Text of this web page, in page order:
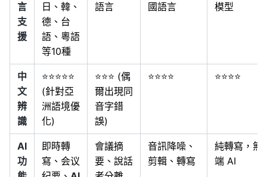
言
支
援
日、韓、
德、台
語、粵語
等10種
語言
國語言
模型
中
文
辨
識
⭐⭐⭐⭐⭐
(針對亞
洲語境優
化)
⭐⭐⭐ (偶
爾出現同
音字錯
誤)
⭐⭐⭐⭐ ⭐⭐⭐⭐
AI
功
即時轉
寫、会议
會議摘
要、說話
音訊降噪、
剪輯、轉寫
純轉寫，無
端 AI